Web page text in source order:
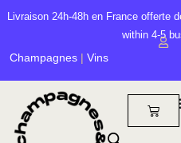
Livraison 24h-48h en France offerte
within 4-5
Champagnes | Vins